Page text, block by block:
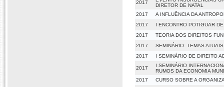
2017
DIRETOR DE NATAL
2017
A INFLUÊNCIA DA
2017
I ENCONTRO POTIGUAR
2017
TEORIA DOS DIREITOS
2017
SEMINÁRIO: TEMAS
2017
I SEMINÁRIO DE DIREITO
2017
I SEMINÁRIO
RUMOS DA ECONOMIA
2017
CURSO SOBRE A